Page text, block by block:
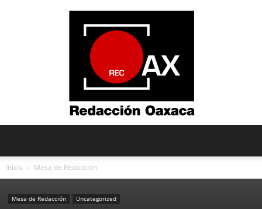
Inicio Mesa de Redacción
Mesa de Redacción Uncategorized